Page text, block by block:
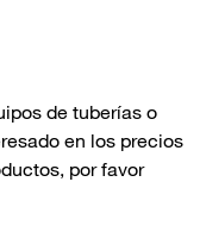
de tuberías o
en los precios
por favor